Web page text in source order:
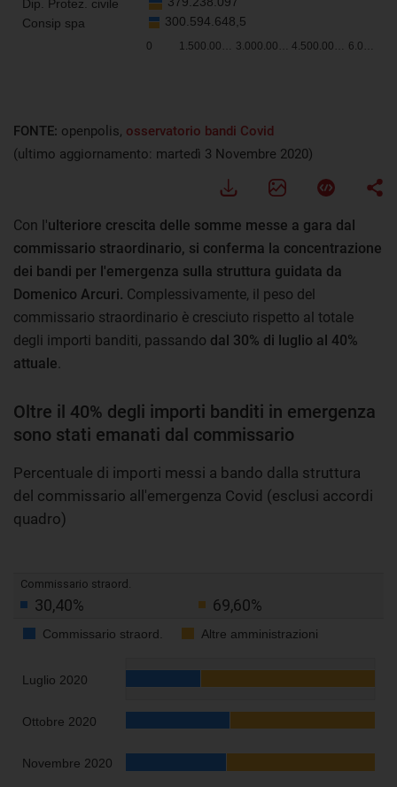
FONTE: openpolis, osservatorio bandi Covid
(ultimo aggiornamento: martedì 3 Novembre 2020)
Con l'ulteriore crescita delle somme messe a gara dal
commissario straordinario, si conferma la concentrazione
dei bandi per l'emergenza sulla struttura guidata da
Domenico Arcuri. Complessivamente, il peso del
commissario straordinario è cresciuto rispetto al totale
degli importi banditi, passando dal 30% di luglio al 40%
attuale
Oltre il 40% degli importi banditi in emergenza
sono stati emanati dal commissario
Percentuale di importi messi a bando dalla struttura
del commissario all'emergenza Covid (esclusi accordi
quadro)